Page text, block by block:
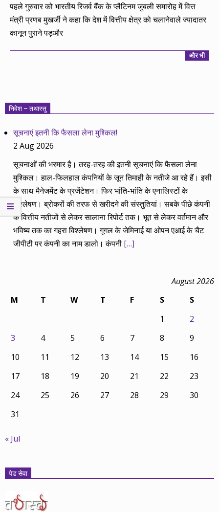
पहले गुरुवार को भारतीय रिजर्व बैंक के प्लैटिनम जुबली समारोह में वित्त
मंत्री प्रणब मुखर्जी ने कहा कि देश में वित्तीय क्षेत्र को चलानेवाले ज्यादातर
कानून पुराने पड़और
और भी
निवेश – तथास्तु
सूचनाएं इतनी कि फैसला लेना मुश्किल!
2 Aug 2026
सूचनाओं की भरमार है। तरह-तरह की इतनी सूचनाएं कि फैसला लेना
मुश्किल। हाल-फिलहाल कंपनियों के जून तिमाही के नतीजे आ रहे हैं। इसी
के साथ मैनेजमेंट के प्रजेंटेशन। फिर भांति-भांति के एनालिस्टों के
विश्लेषण। ब्रोकरों की तरफ से खरीदने की संस्तुतियां। सबके पीछे कंपनी
के वित्तीय नतीजों से लेकर सालाना रिपोर्ट तक। भूत से लेकर वर्तमान और
भविष्य तक का गहरा विश्लेषण। गूगल के जेमिनाई या ओपन एआई के चैट
जीपीटी पर कंपनी का नाम डालो। कंपनी […]
August 2026
M
T W T F S
S
1
2
3
4 5 6 7 8
9
10
11 12 13 14 15
16
17
18 19 20 21 22
23
24
25 26 27 28 29
30
31
« Jul
पेड सेवा